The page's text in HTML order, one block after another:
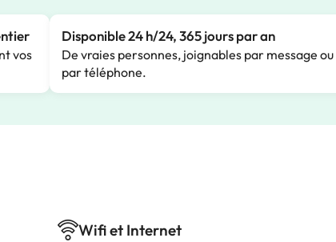
vos
Disponible 24 h/24, 365 jours par an
De vraies personnes, joignables par message ou
par téléphone.
Wifi et Internet